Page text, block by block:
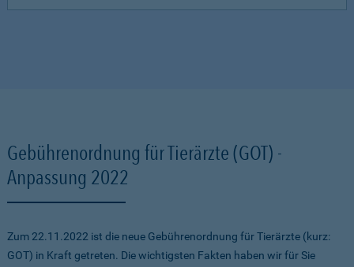
Gebührenordnung für Tierärzte (GOT) -
Anpassung 2022
Zum 22.11.2022 ist die neue Gebührenordnung für Tierärzte (kurz:
GOT) in Kraft getreten. Die wichtigsten Fakten haben wir für Sie